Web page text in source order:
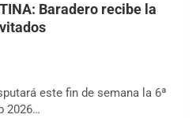
Baradero recibe la
este fin de semana la 6ª
2026…